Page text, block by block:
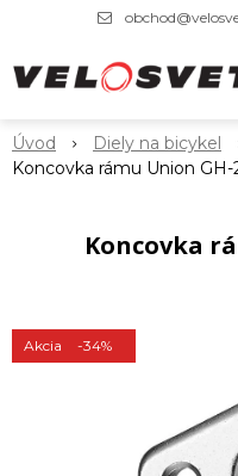
Úvod Diely na bicykel
Koncovka rámu Union GH-
Koncovka
Akcia -34%